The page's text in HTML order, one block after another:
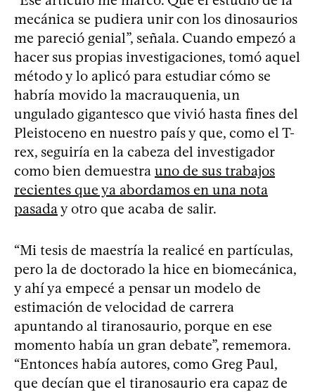
mecánica se pudiera unir con los dinosaurios
me pareció genial”, señala. Cuando empezó a
hacer sus propias investigaciones, tomó aquel
método y lo aplicó para estudiar cómo se
habría movido la macrauquenia, un
ungulado gigantesco que vivió hasta fines del
Pleistoceno en nuestro país y que, como el T-
rex, seguiría en la cabeza del investigador
como bien demuestra uno de sus trabajos
recientes que ya abordamos en una nota
pasaday otro que acaba de salir.
“Mi tesis de maestría la realicé en partículas,
pero la de doctorado la hice en biomecánica,
y ahí ya empecé a pensar un modelo de
estimación de velocidad de carrera
apuntando al tiranosaurio, porque en ese
momento había un gran debate”, rememora.
“Entonces había autores, como Greg Paul,
que decían que el tiranosaurio era capaz de